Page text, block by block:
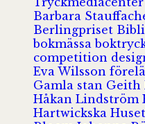
Barbara
Berlingpriset
bokmässa
competition
Eva Wilsson
Gamla stan Geith
Håkan Lindström
Hartwickska Huset